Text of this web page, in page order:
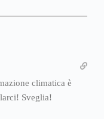
climatica è
Sveglia!